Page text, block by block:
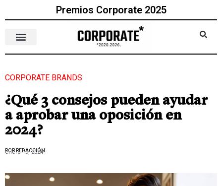
Premios Corporate 2025
CORPORATE BRANDS
¿Qué 3 consejos pueden ayudar
a aprobar una oposición en
2024?
POR REDACCIÓN
enero 19, 2024